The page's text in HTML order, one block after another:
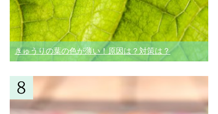
きゅうりの葉の色が薄い！原因は？対策は？